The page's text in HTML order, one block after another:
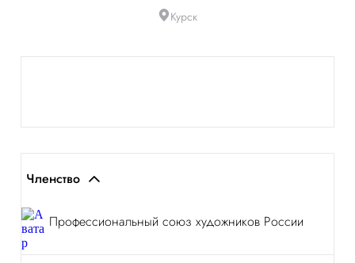
Курск
Членство
Профессиональный союз художников России